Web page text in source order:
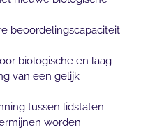
beoordelingscapaciteit
biologische en laag-
van een gelijk
tussen lidstaten
worden